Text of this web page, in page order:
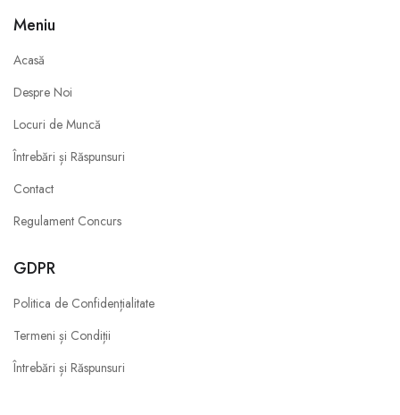
Meniu
Acasă
Despre Noi
Locuri de Muncă
Întrebări și Răspunsuri
Contact
Regulament Concurs
GDPR
Politica de Confidențialitate
Termeni și Condiții
Întrebări și Răspunsuri